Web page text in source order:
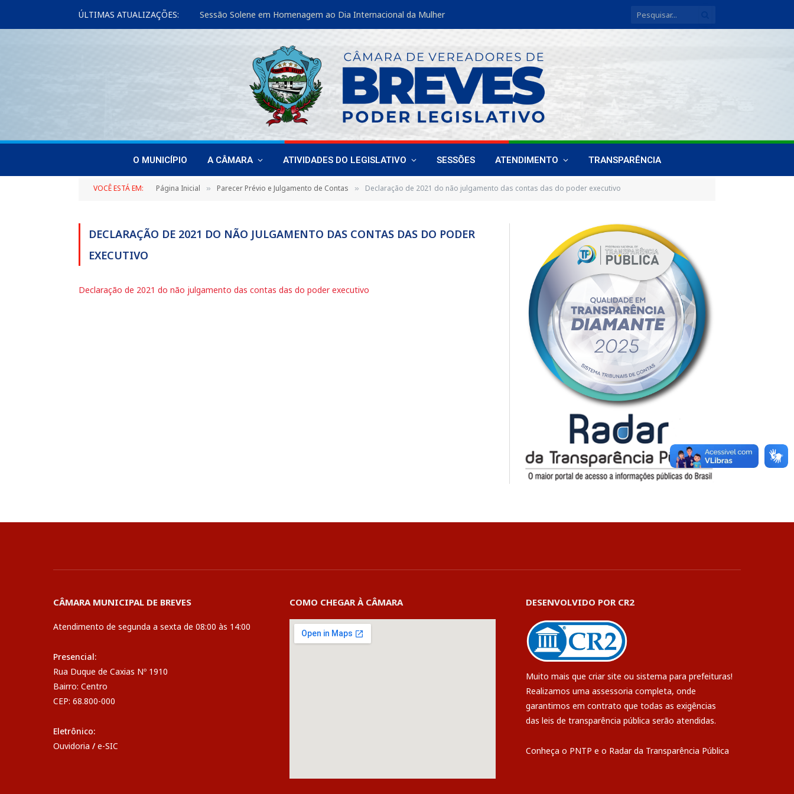
ÚLTIMAS ATUALIZAÇÕES: Sessão Solene em Homenagem ao Dia Internacional da Mulher
O MUNICÍPIO A CÂMARA ATIVIDADES DO LEGISLATIVO SESSÕES ATENDIMENTO TRANSPARÊNCIA
VOCÊ ESTÁ EM: Página Inicial » Parecer Prévio e Julgamento de Contas » Declaração de 2021 do não julgamento das contas das do poder executivo
DECLARAÇÃO DE 2021 DO NÃO JULGAMENTO DAS CONTAS DAS DO PODER
EXECUTIVO
Declaração de 2021 do não julgamento das contas das do poder executivo
CÂMARA MUNICIPAL DE BREVES
Atendimento de segunda a sexta de 08:00 às 14:00
Presencial:
Rua Duque de Caxias Nº 1910
Bairro: Centro
CEP: 68.800-000
Eletrônico:
Ouvidoria / e-SIC
COMO CHEGAR À CÂMARA DESENVOLVIDO POR CR2
Muito mais que criar site ou sistema para prefeituras!
Realizamos uma assessoria completa, onde
garantimos em contrato que todas as exigências
das leis de transparência pública serão atendidas.
Conheça o PNTP e o Radar da Transparência Pública